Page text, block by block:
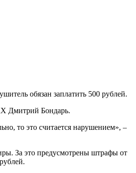
обязан заплатить 500 рублей.
Дмитрий Бондарь.
то это считается нарушением», –
За это предусмотрены штрафы от